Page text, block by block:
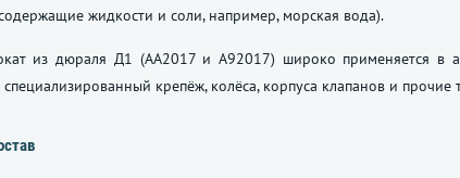
жидкости и соли, например, морская вода).
из дюраля Д1 (АА2017 и А92017) широко применяется в
специализированный крепёж, колёса, корпуса клапанов и